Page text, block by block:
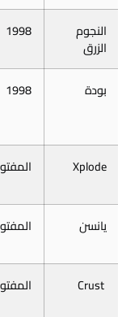
النجوم
الزرق
1998
بودة 1998
Xplode
يانسن